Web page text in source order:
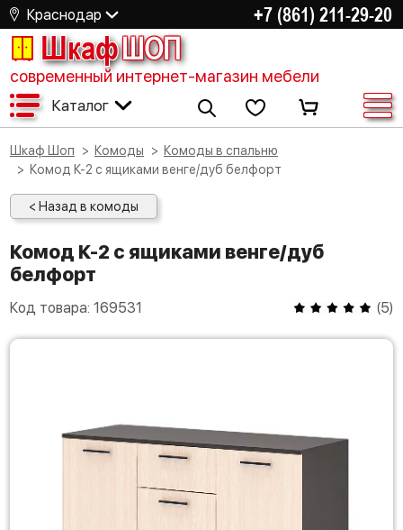
Краснодар +7 (861) 211-29-20
ШкафШОП
современный интернет-магазин мебели
Каталог
Шкаф Шоп Комоды
Комоды в спальню
Комод К-2 с ящиками венге/дуб белфорт
< Назад в комоды
Комод К-2 с ящиками венге/дуб
белфорт
Код товара: 169531 (5)